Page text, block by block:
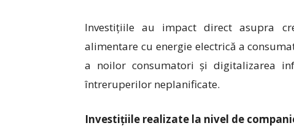
Investițiile au impact direct asupra
alimentare cu energie electrică a
a noilor consumatori și digitalizarea
întreruperilor neplanificate.
Investițiile realizate la nivel de